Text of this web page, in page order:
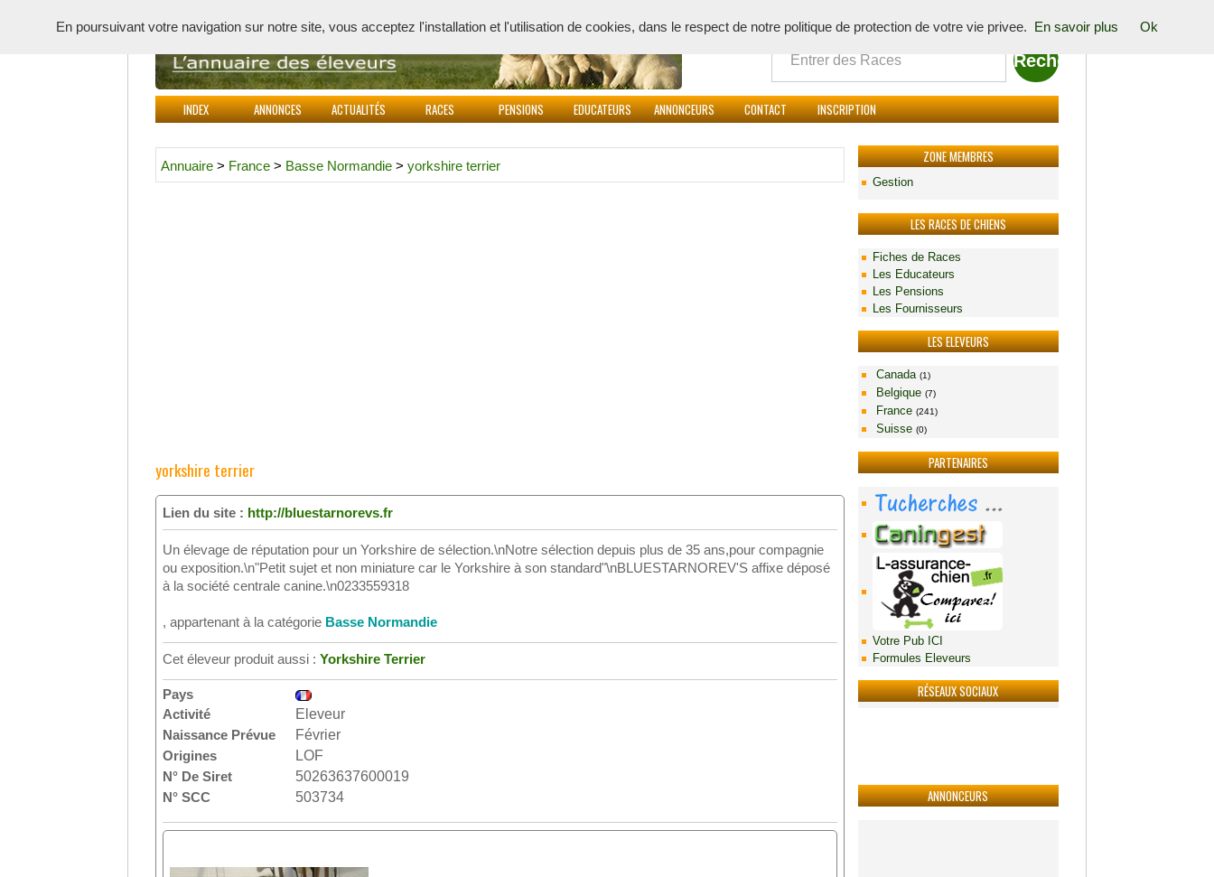
INDEX ANNONCES ACTUALITÉS RACES PENSIONS EDUCATEURS ANNONCEURS CONTACT INSCRIPTION
ZONE MEMBRES
Gestion
LES RACES DE CHIENS
Fiches de Races
Les Educateurs
Les Pensions
Les Fournisseurs
LES ELEVEURS
Canada (1)
Belgique (7)
France (241)
Suisse (0)
PARTENAIRES
Votre Pub ICI
Formules Eleveurs
RÉSEAUX SOCIAUX
ANNONCEURS
Annuaire > France > Basse Normandie > yorkshire terrier
yorkshire terrier
Lien du site : http://bluestarnorevs.fr
Un élevage de réputation pour un Yorkshire de sélection.\nNotre sélection depuis plus de 35 ans,pour compagnie
ou exposition.\n"Petit sujet et non miniature car le Yorkshire à son standard"\nBLUESTARNOREV'S affixe déposé
à la société centrale canine.\n0233559318
, appartenant à la catégorie Basse Normandie
Cet éleveur produit aussi : Yorkshire Terrier
Pays
Activité
Eleveur
Naissance Prévue
Février
Origines
LOF
N° De Siret
50263637600019
N° SCC
503734
En poursuivant votre navigation sur notre site, vous acceptez l'installation et l'utilisation de cookies, dans le respect de notre politique de protection de votre vie privee. En savoir plus Ok